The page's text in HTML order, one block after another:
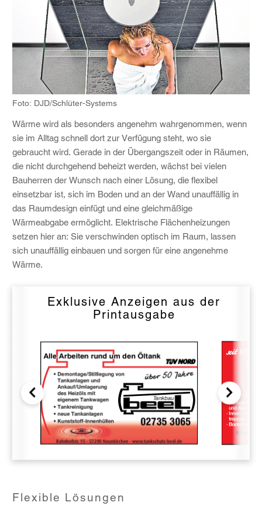
Foto: DJD/Schlüter-Systems
Wärme wird als besonders angenehm wahrgenommen, wenn
sie im Alltag schnell dort zur Verfügung steht, wo sie
gebraucht wird. Gerade in der Übergangszeit oder in Räumen,
die nicht durchgehend beheizt werden, wächst bei vielen
Bauherren der Wunsch nach einer Lösung, die flexibel
einsetzbar ist, sich im Boden und an der Wand unauffällig in
das Raumdesign einfügt und eine gleichmäßige
Wärmeabgabe ermöglicht. Elektrische Flächenheizungen
setzen hier an: Sie verschwinden optisch im Raum, lassen
sich unauffällig einbauen und sorgen für eine angenehme
Wärme.
Exklusive Anzeigen aus der
Printausgabe
Flexible Lösungen